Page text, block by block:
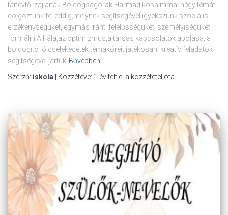
tanévtől zajlanak Boldogságórák.Harmadikosaimmal négy témát
dolgoztunk fel eddig,melynek segítségével igyekszünk szociális
érzékenységüket, egymás iránti felelősségüket, személyiségüket
formálni.A hála,az optimizmus,a társas kapcsolatok ápolása, a
boldogító jó cselekedetek témaköreit játékosan, kreatív feladatok
segítségével jártuk Bővebben…
Szerző: iskola | Közzétéve: 1 évtelt el a közzététel óta